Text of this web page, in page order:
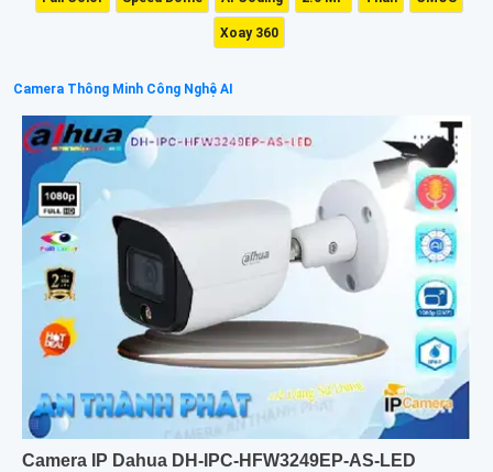
Xoay 360
Camera Thông Minh Công Nghệ AI
Camera IP Dahua DH-IPC-HFW3249EP-AS-LED